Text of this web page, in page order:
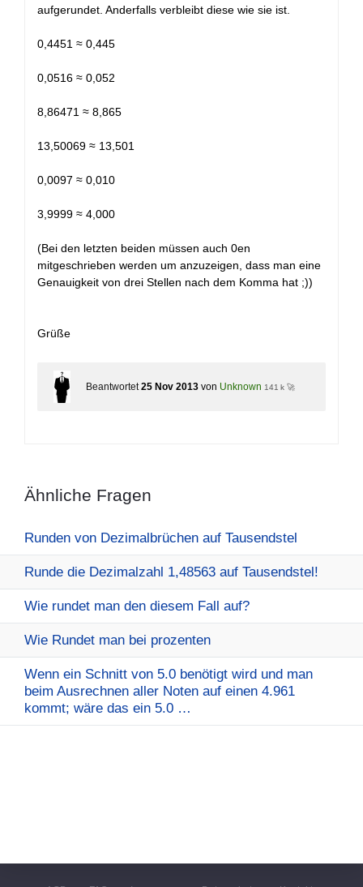
aufgerundet. Anderfalls verbleibt diese wie sie ist.
0,4451 ≈ 0,445
0,0516 ≈ 0,052
8,86471 ≈ 8,865
13,50069 ≈ 13,501
0,0097 ≈ 0,010
3,9999 ≈ 4,000
(Bei den letzten beiden müssen auch 0en
mitgeschrieben werden um anzuzeigen, dass man eine
Genauigkeit von drei Stellen nach dem Komma hat ;))
Grüße
Beantwortet 25 Nov 2013 von Unknown 141 k 🚀
Ähnliche Fragen
Runden von Dezimalbrüchen auf Tausendstel
Runde die Dezimalzahl 1,48563 auf Tausendstel!
Wie rundet man den diesem Fall auf?
Wie Rundet man bei prozenten
Wenn ein Schnitt von 5.0 benötigt wird und man
beim Ausrechnen aller Noten auf einen 4.961
kommt; wäre das ein 5.0 …